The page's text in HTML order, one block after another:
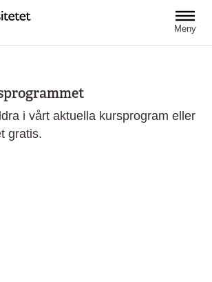
Meny
i vårt aktuella kursprogram eller
gratis.